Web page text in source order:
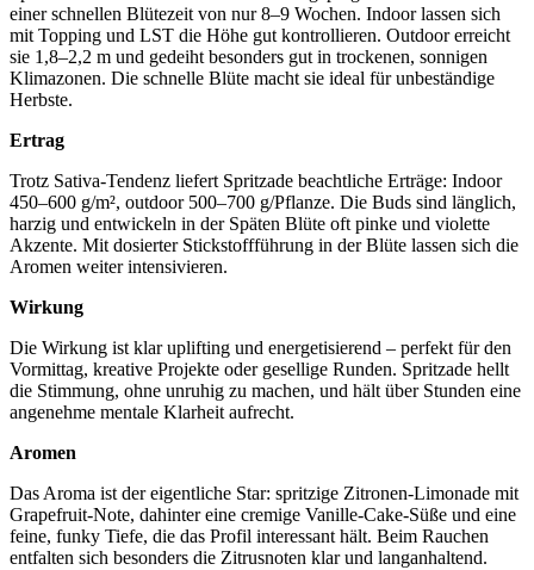
einer schnellen Blütezeit von nur 8–9 Wochen. Indoor lassen sich
mit Topping und LST die Höhe gut kontrollieren. Outdoor erreicht
sie 1,8–2,2 m und gedeiht besonders gut in trockenen, sonnigen
Klimazonen. Die schnelle Blüte macht sie ideal für unbeständige
Herbste.
Ertrag
Trotz Sativa-Tendenz liefert Spritzade beachtliche Erträge: Indoor
450–600 g/m², outdoor 500–700 g/Pflanze. Die Buds sind länglich,
harzig und entwickeln in der Späten Blüte oft pinke und violette
Akzente. Mit dosierter Stickstoffführung in der Blüte lassen sich die
Aromen weiter intensivieren.
Wirkung
Die Wirkung ist klar uplifting und energetisierend – perfekt für den
Vormittag, kreative Projekte oder gesellige Runden. Spritzade hellt
die Stimmung, ohne unruhig zu machen, und hält über Stunden eine
angenehme mentale Klarheit aufrecht.
Aromen
Das Aroma ist der eigentliche Star: spritzige Zitronen-Limonade mit
Grapefruit-Note, dahinter eine cremige Vanille-Cake-Süße und eine
feine, funky Tiefe, die das Profil interessant hält. Beim Rauchen
entfalten sich besonders die Zitrusnoten klar und langanhaltend.